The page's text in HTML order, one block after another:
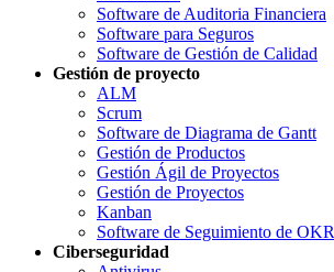
Software de Auditoria Financiera
Software para Seguros
Software de Gestión de Calidad
Gestión de proyecto
ALM
Scrum
Software de Diagrama de Gantt
Gestión de Productos
Gestión Ágil de Proyectos
Gestión de Proyectos
Kanban
Software de Seguimiento de OKR
Ciberseguridad